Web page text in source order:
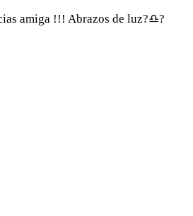
amiga !!! Abrazos de luz?♎?